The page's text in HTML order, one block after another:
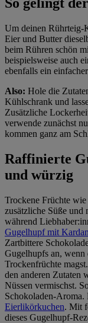
Um deinen Rührteig-
Eier und Butter
beim Rühren schön
beispielsweise auch
ebenfalls ein
Also: Hole die
Kühlschrank und
Zusätzliche
verwende zunächst
kommen ganz am
Raffinierte
und würzig
Trockene Früchte
zusätzliche Süße
während
Gugelhupf mit
Zartbittere
Gugelhupfs an, wenn
Trockenfrüchte
den anderen Zutaten
Nüssen vermischst.
Schokoladen-Aroma.
Eierlikörkuchen. Mit
dieses Gugelhupf-